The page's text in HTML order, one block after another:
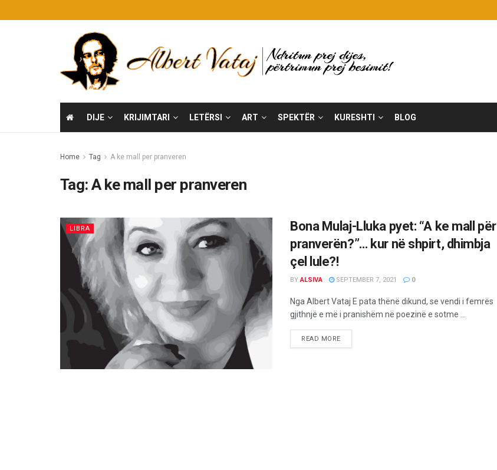
DIJE KRIJIMTARI LETËRSI ART SPEKTËR KURESHTI BLOG
Home Tag A ke mall per pranveren
Tag:A ke mall per pranveren
LIBRA
Bona Mulaj-Lluka pyet: “A ke mall për
pranverën?”… kur në shpirt, dhimbja
çel lule?!
BY ALSIVA SEPTEMBER 7, 2021 0
Nga Albert Vataj E pata thënë dikund, se vendi i femrës
gjithnjë e më i pranishëm në poezinë e sotme ...
READ MORE